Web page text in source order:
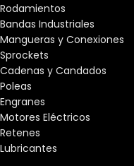
Rodamientos
Bandas Industriales
Mangueras y Conexiones
Sprockets
Cadenas y Candados
Poleas
Engranes
Motores Eléctricos
Retenes
Lubricantes